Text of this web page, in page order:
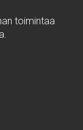
toimintaa